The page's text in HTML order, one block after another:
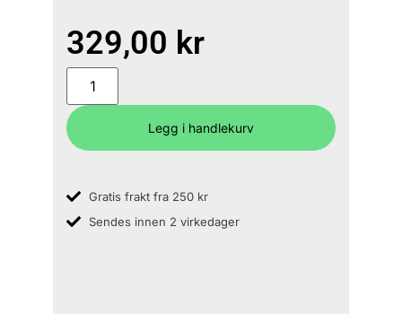
329,00 kr
Legg i handlekurv
Gratis frakt fra 250 kr
Sendes innen 2 virkedager